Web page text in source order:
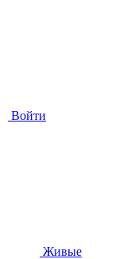
Войти
Живые